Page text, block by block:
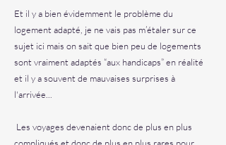
Et il y a bien évidemment le problème du
logement adapté, je ne vais pas m’étaler sur ce
sujet ici mais on sait que bien peu de logements
sont vraiment adaptés “aux handicaps” en réalité
et il y a souvent de mauvaises surprises à
l'arrivée...
Les voyages devenaient donc de plus en plus